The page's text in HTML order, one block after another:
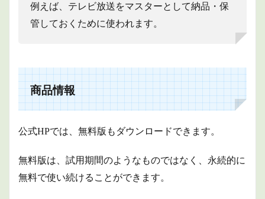
例えば、テレビ放送をマスターとして納品・保
管しておくために使われます。
商品情報
公式HPでは、無料版もダウンロードできます。
無料版は、試用期間のようなものではなく、永続的に
無料で使い続けることができます。